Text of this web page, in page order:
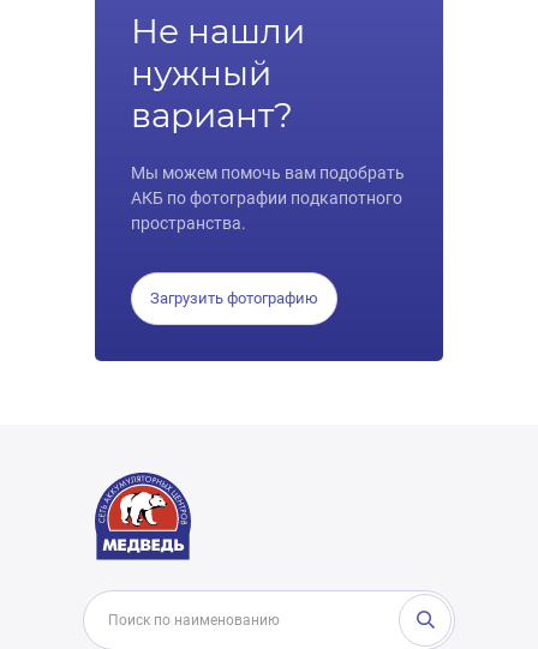
Не нашли
нужный
вариант?
Мы можем помочь вам подобрать
АКБ по фотографии подкапотного
пространства.
Загрузить фотографию